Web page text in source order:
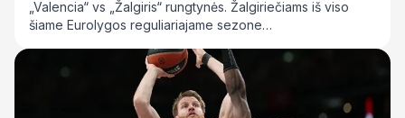
„Valencia“ vs „Žalgiris“ rungtynės. Žalgiriečiams iš viso
šiame Eurolygos reguliariajame sezone…